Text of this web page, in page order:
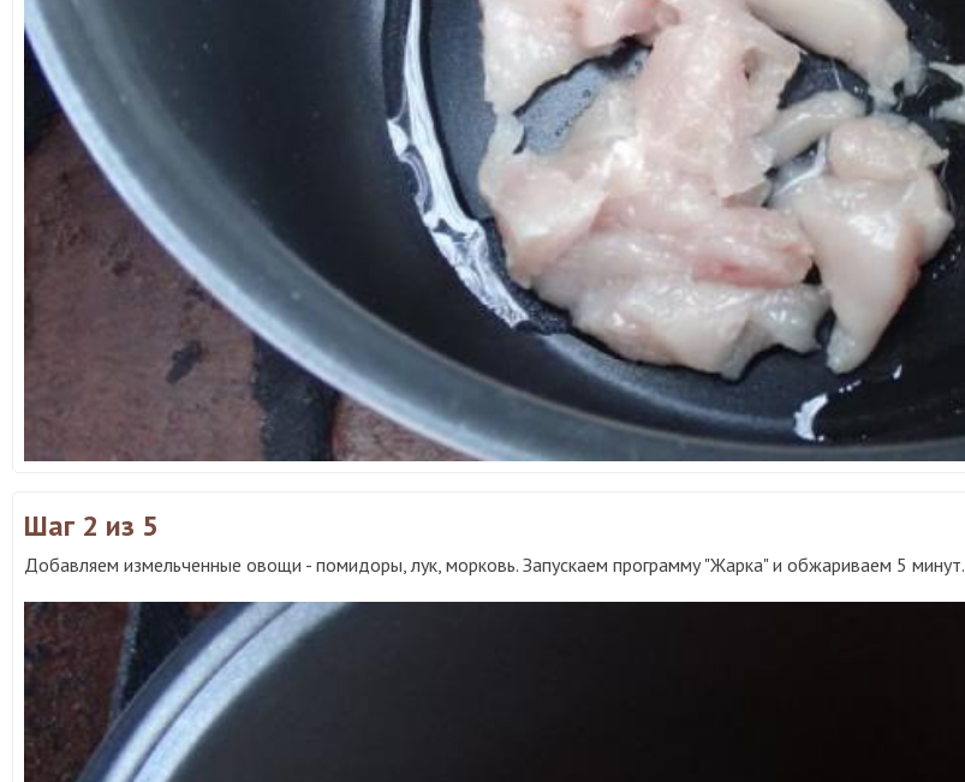
Шаг 2 из 5
Добавляем измельченные овощи - помидоры, лук, морковь. Запускаем программу "Жарка" и обжариваем 5 минут.